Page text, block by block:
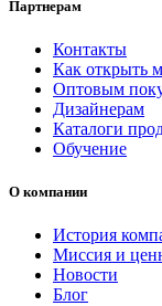
Партнерам
Контакты
Как открыть
Оптовым
Дизайнерам
Каталоги
Обучение
О компании
История
Миссия и
Новости
Блог